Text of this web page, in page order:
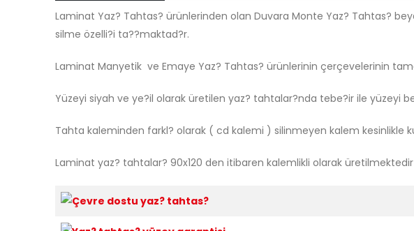
Laminat Yaz? Tahtas? ürünlerinden olan Duvara Monte Yaz? Tahtas?
silme özelli?i ta??maktad?r.
Laminat Manyetik ve Emaye Yaz? Tahtas? ürünlerinin çerçevelerinin
Yüzeyi siyah ve ye?il olarak üretilen yaz? tahtalar?nda tebe?ir ile yüzeyi
Tahta kaleminden farkl? olarak ( cd kalemi ) silinmeyen kalem kesinlikle
Laminat yaz? tahtalar? 90x120 den itibaren kalemlikli olarak üretilmektedir